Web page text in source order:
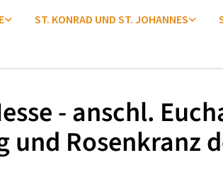
ST. KONRAD UND ST. JOHANNES
- anschl.
und Rosenkranz